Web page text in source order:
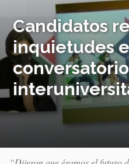
Candidatos
inquietudes
conversatorio